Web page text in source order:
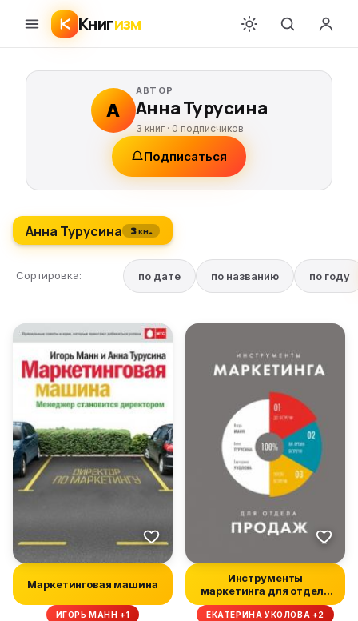
Книгизм
А
АВТОР
Анна Турусина
3 книг · 0 подписчиков
Подписаться
Анна Турусина 3 кн.
Сортировка: по дате по названию по году
Маркетинговая машина
ИГОРЬ МАНН +1
Инструменты
маркетинга для отдела
продаж
ЕКАТЕРИНА УКОЛОВА +2